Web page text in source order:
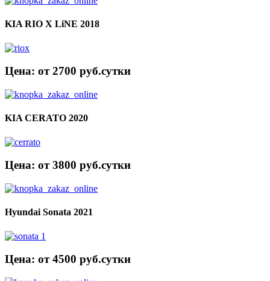
KIA RIO X LiNE 2018
Цена: от 2700 руб.cутки
KIA CERATO 2020
Цена: от 3800 руб.cутки
Hyundai Sonata 2021
Цена: от 4500 руб.cутки